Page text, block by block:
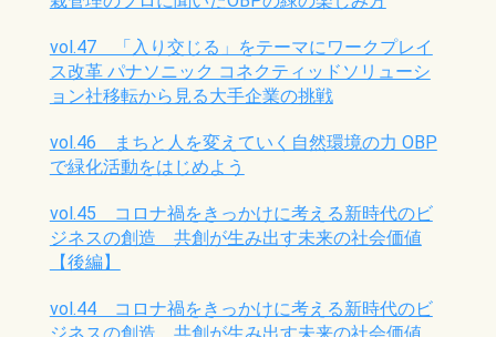
vol.47 「入り交じる」をテーマにワークプレイ
ス改革 パナソニック コネクティッドソリューシ
ョン社移転から見る大手企業の挑戦
vol.46 まちと人を変えていく自然環境の力 OBP
で緑化活動をはじめよう
vol.45 コロナ禍をきっかけに考える新時代のビ
ジネスの創造 共創が生み出す未来の社会価値
【後編】
vol.44 コロナ禍をきっかけに考える新時代のビ
ジネスの創造 共創が生み出す未来の社会価値